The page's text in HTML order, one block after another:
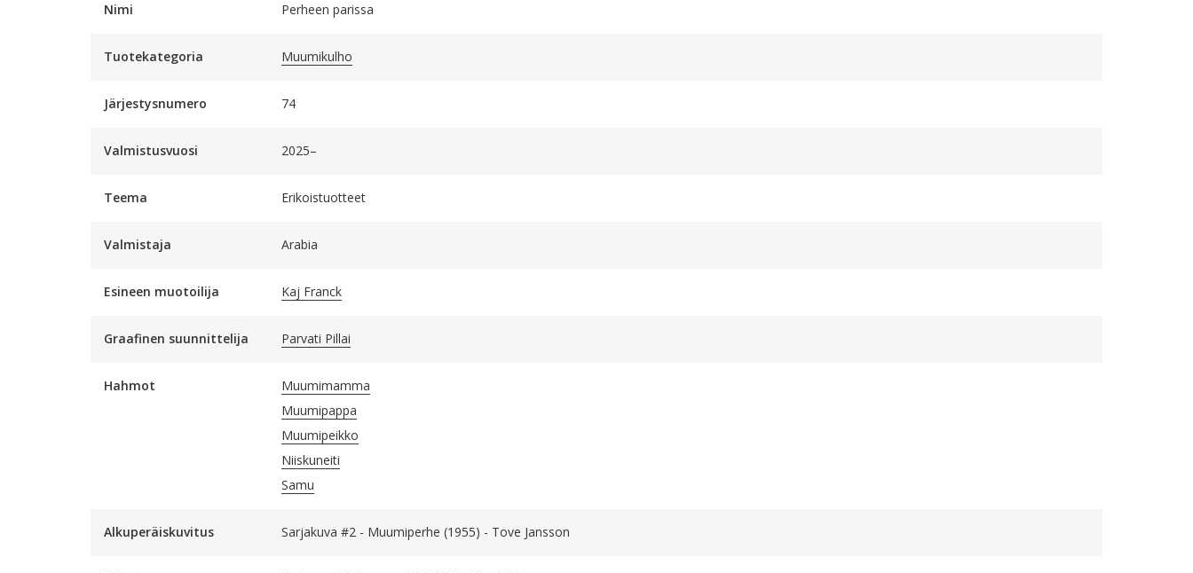
Nimi Perheen parissa
Tuotekategoria Muumikulho
Järjestysnumero 74
Valmistusvuosi 2025–
Teema Erikoistuotteet
Valmistaja Arabia
Esineen muotoilija Kaj Franck
Graafinen suunnittelija Parvati Pillai
Hahmot
Muumimamma
Muumipappa
Muumipeikko
Niiskuneiti
Samu
Alkuperäiskuvitus Sarjakuva #2 - Muumiperhe (1955) - Tove Jansson